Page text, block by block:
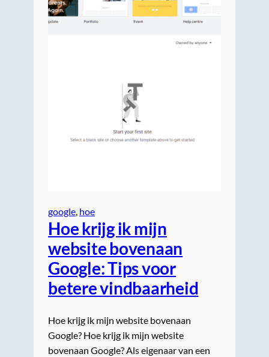
google, hoe
Hoe krijg ik mijn
website bovenaan
Google: Tips voor
betere vindbaarheid
Hoe krijg ik mijn website bovenaan
Google? Hoe krijg ik mijn website
bovenaan Google? Als eigenaar van een